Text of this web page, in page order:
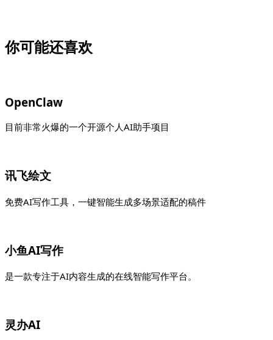
你可能还喜欢
OpenClaw
目前非常火爆的一个开源个人AI助手项目
讯飞绘文
免费AI写作工具，一键智能生成多场景适配的稿件
小鱼AI写作
是一款专注于AI内容生成的在线智能写作平台。
灵办AI